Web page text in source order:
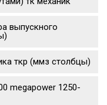
выпускного
ткр (ммз столбцы)
megapower 1250-